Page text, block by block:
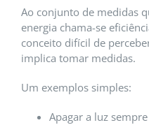
Ao conjunto de medidas
energia chama-se
conceito difícil de
implica tomar medidas.
Um exemplos simples:
Apagar a luz